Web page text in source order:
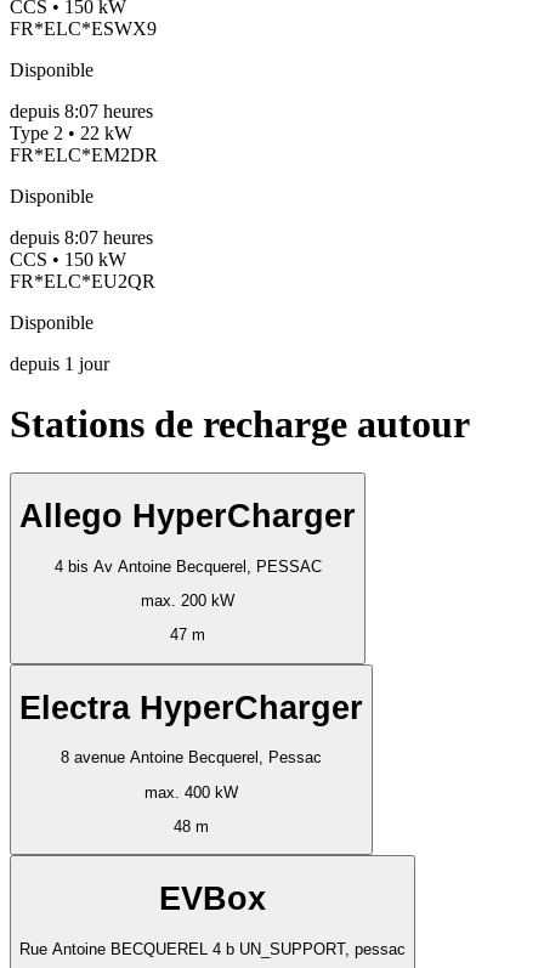
CCS • 150 kW
FR*ELC*ESWX9
Disponible
depuis 8:07 heures
Type 2 • 22 kW
FR*ELC*EM2DR
Disponible
depuis 8:07 heures
CCS • 150 kW
FR*ELC*EU2QR
Disponible
depuis 1 jour
Stations de recharge autour
Allego HyperCharger
4 bis Av Antoine Becquerel, PESSAC
max. 200 kW
47 m
Electra HyperCharger
8 avenue Antoine Becquerel, Pessac
max. 400 kW
48 m
EVBox
Rue Antoine BECQUEREL 4 b UN_SUPPORT, pessac